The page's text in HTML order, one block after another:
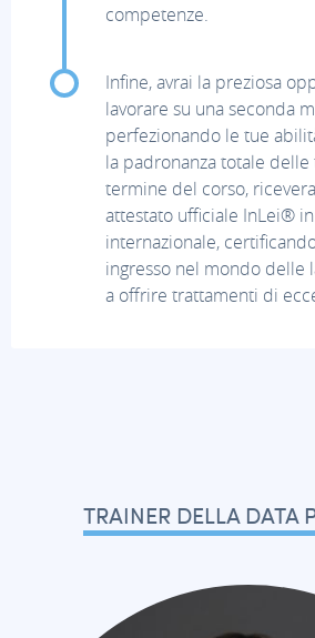
competenze.
Infine, avrai la preziosa
lavorare su una seconda
perfezionando le tue
la padronanza totale delle
termine del corso,
attestato ufficiale InLei®
internazionale,
ingresso nel mondo delle
a offrire trattamenti di
TRAINER DELLA DATA